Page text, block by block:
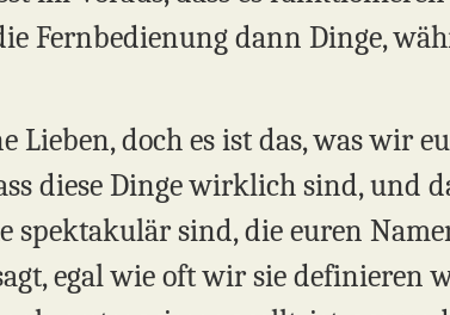
Fernbedienung dann Dinge,
Lieben, doch es ist das, was wir
diese Dinge wirklich sind, und
spektakulär sind, die euren
egal wie oft wir sie definieren